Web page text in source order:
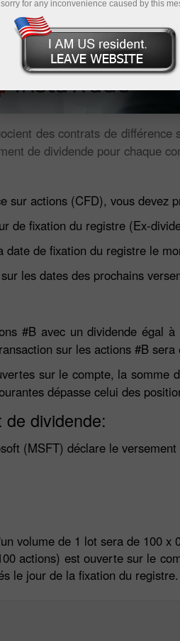
des contrats de
de dividende pour chaque
sur actions (CFD), vous
de fixation du registre (Ex-
de fixation du registre le
les dates des prochains
#B avec un dividende
sur les actions #B
sur le compte, la
dépasse celui des
dividende:
(MSFT) déclare le
volume de 1 lot sera de 100 x
actions) est ouverte sur le
le jour de la fixation du registre.
for any inconvenience caused by this